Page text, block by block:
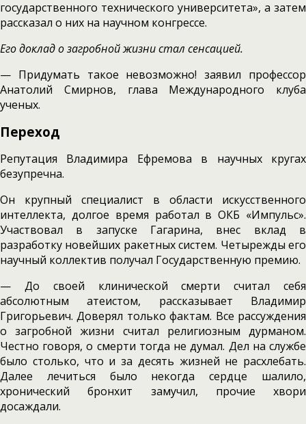
государственного технического университета», а затем
рассказал о них на научном конгрессе.
Его доклад о загробной жизни стал сенсацией.
— Придумать такое невозможно! заявил профессор
Анатолий Смирнов, глава Международного клуба
ученых.
Переход
Репутация Владимира Ефремова в научных кругах
безупречна.
Он крупный специалист в области искусственного
интеллекта, долгое время работал в ОКБ «Импульс».
Участвовал в запуске Гагарина, внес вклад в
разработку новейших ракетных систем. Четырежды его
научный коллектив получал Государственную премию.
— До своей клинической смерти считал себя
абсолютным атеистом, рассказывает Владимир
Григорьевич. Доверял только фактам. Все рассуждения
о загробной жизни считал религиозным дурманом.
Честно говоря, о смерти тогда не думал. Дел на службе
было столько, что и за десять жизней не расхлебать.
Далее лечиться было некогда сердце шалило,
хронический бронхит замучил, прочие хвори
досаждали.